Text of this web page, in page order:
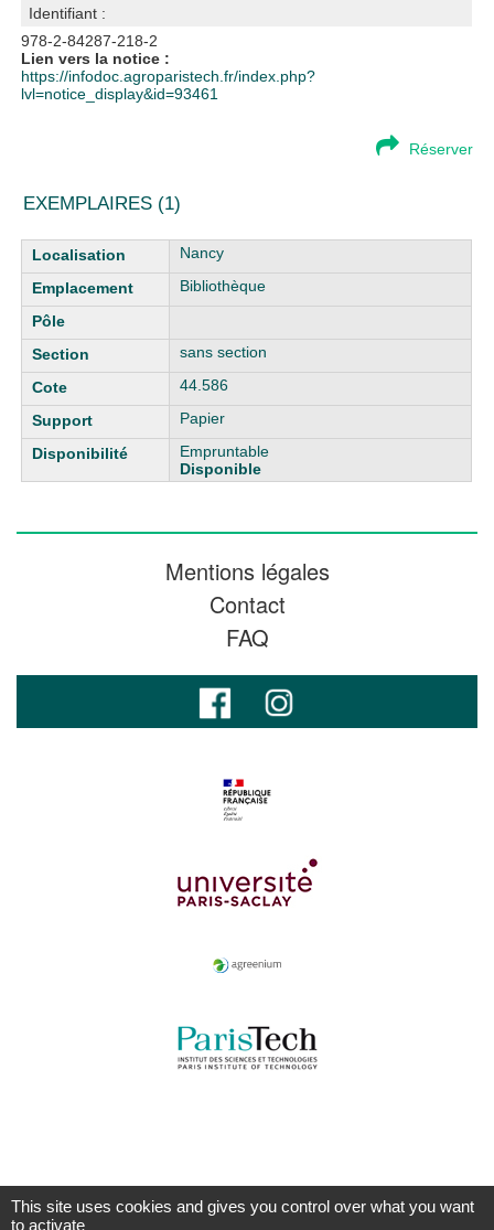
Identifiant :
978-2-84287-218-2
Lien vers la notice :
https://infodoc.agroparistech.fr/index.php?
lvl=notice_display&id=93461
Réserver
EXEMPLAIRES (1)
Liste des exemplaires
Nancy
Bibliothèque
sans section
44.586
Papier
Empruntable
Disponible
Mentions légales
Contact
FAQ
This site uses cookies and gives you control over what you want
to activate